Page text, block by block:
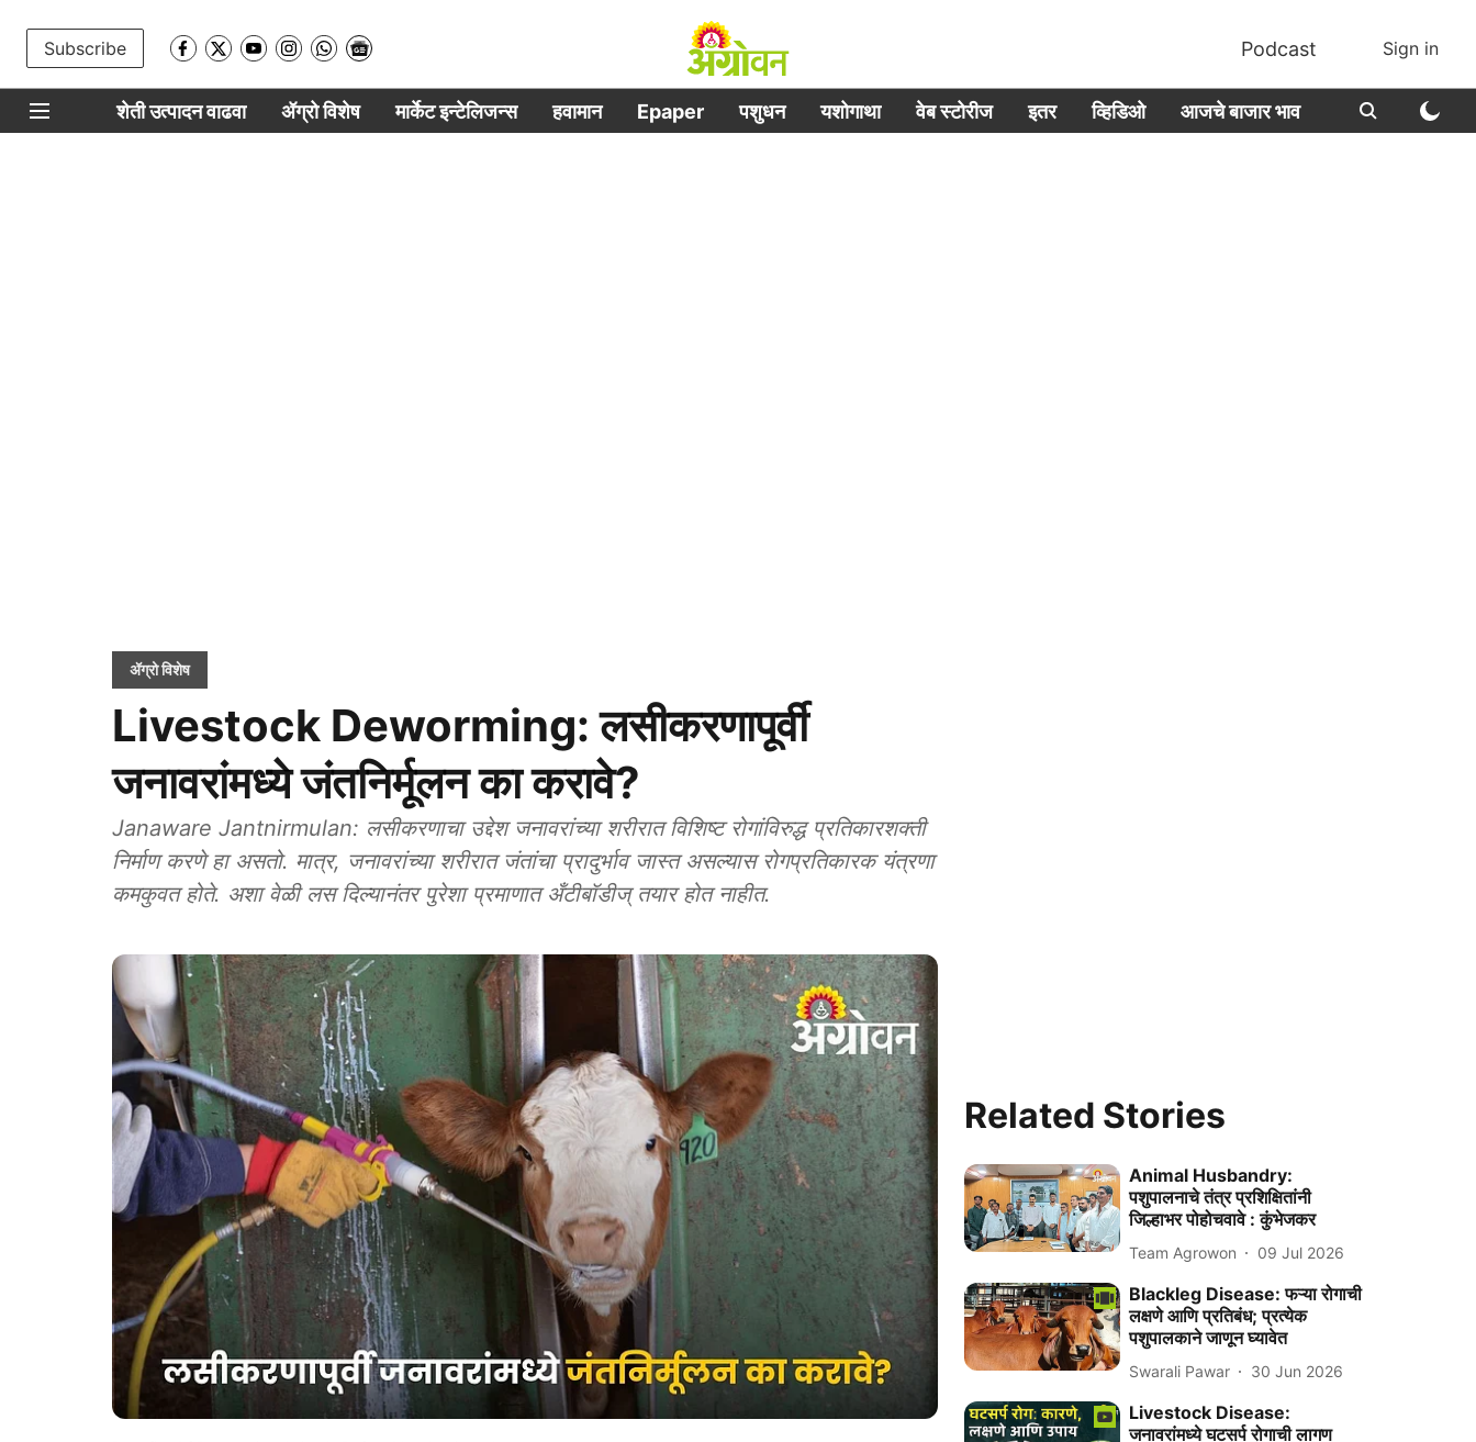
Subscribe Podcast Sign in
शेती उत्पादन वाढवा ॲग्रो विशेष मार्केट इन्टेलिजन्स हवामान Epaper पशुधन यशोगाथा वेब स्टोरीज इतर व्हिडिओ आजचे बाजार भाव
ॲग्रो विशेष
Livestock Deworming: लसीकरणापूर्वी
जनावरांमध्ये जंतनिर्मूलन का करावे?
Janaware Jantnirmulan: लसीकरणाचा उद्देश जनावरांच्या शरीरात विशिष्ट रोगांविरुद्ध प्रतिकारशक्ती
निर्माण करणे हा असतो. मात्र, जनावरांच्या शरीरात जंतांचा प्रादुर्भाव जास्त असल्यास रोगप्रतिकारक यंत्रणा
कमकुवत होते. अशा वेळी लस दिल्यानंतर पुरेशा प्रमाणात अँटीबॉडीज् तयार होत नाहीत.
Related Stories
Animal Husbandry:
पशुपालनाचे तंत्र प्रशिक्षितांनी
जिल्हाभर पोहोचवावे : कुंभेजकर
Team Agrowon 09 Jul 2026
Blackleg Disease: फऱ्या रोगाची
लक्षणे आणि प्रतिबंध; प्रत्येक
पशुपालकाने जाणून घ्यावेत
Swarali Pawar 30 Jun 2026
Livestock Disease:
जनावरांमध्ये घटसर्प रोगाची लागण